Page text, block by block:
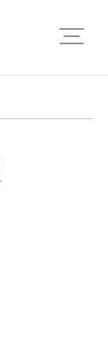
Fő tartalom Fő